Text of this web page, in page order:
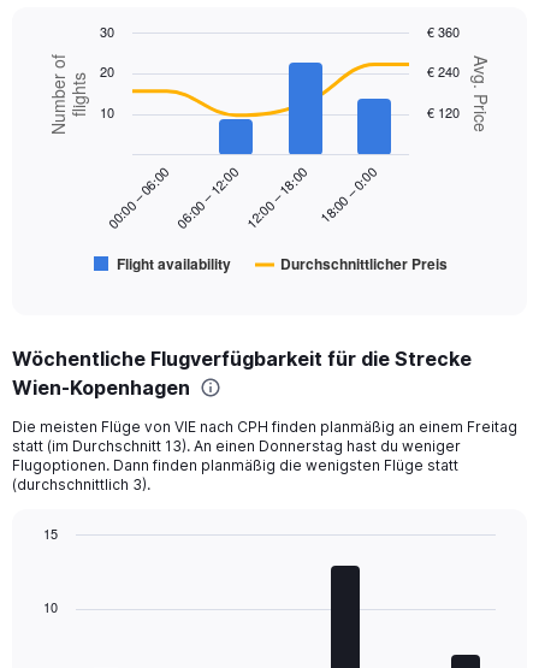
displaying
values.
Range:
Combination
chart
with
data
categories.
Range:
categories.
The
chart
Avg.
Chart
graphic.
Avg. Price
Number offlights
Flight availability Durchschnittlicher Preis
00:00 – 06:00 06:00 – 12:00 12:00 – 18:00 18:00 – 0:00
€ 120
€ 240
€ 360
10
20
30
Wöchentliche Flugverfügbarkeit für die Strecke
Wien-Kopenhagen
Die meisten Flüge von VIE nach CPH finden planmäßig an einem Freitag
statt (im Durchschnitt 13). An einen Donnerstag hast du weniger
Flugoptionen. Dann finden planmäßig die wenigsten Flüge statt
(durchschnittlich 3).
with
10
15